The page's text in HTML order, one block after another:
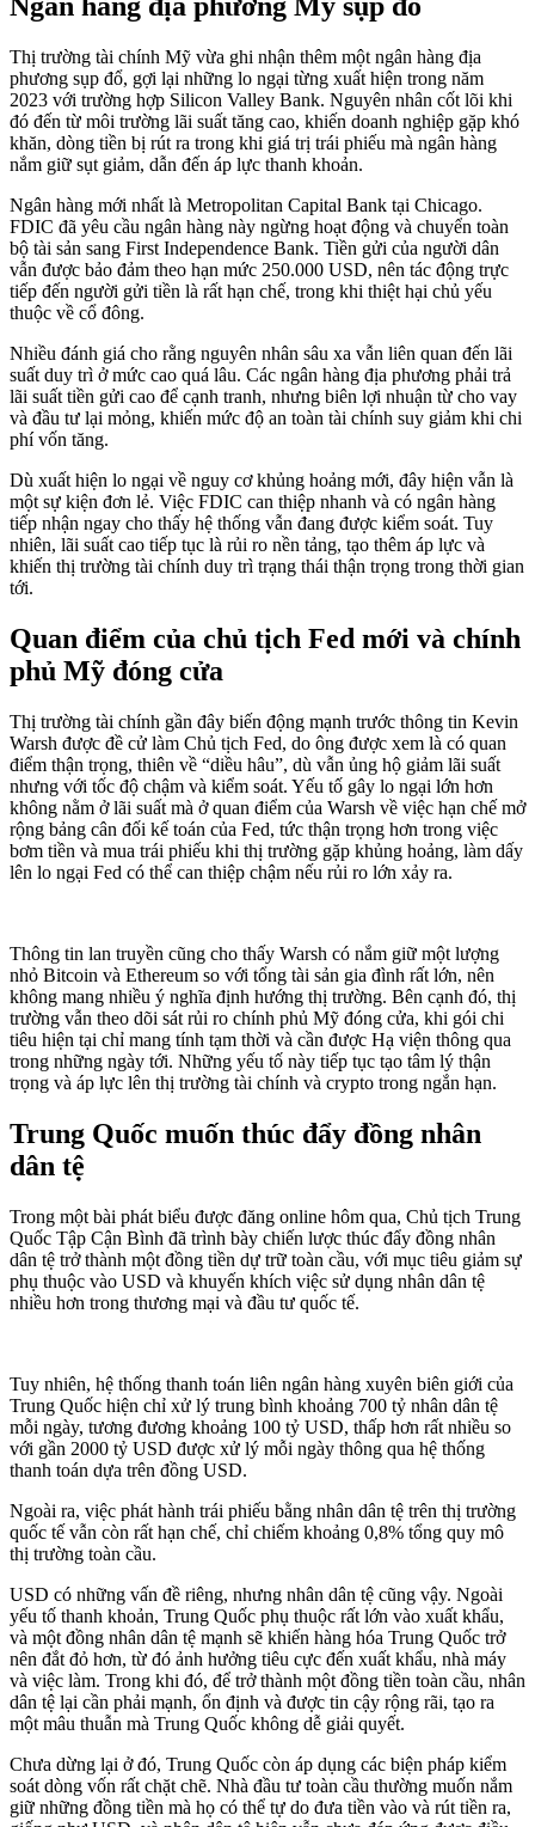
Ngân hàng địa phương Mỹ sụp đổ
Thị trường tài chính Mỹ vừa ghi nhận thêm một ngân hàng địa
phương sụp đổ, gợi lại những lo ngại từng xuất hiện trong năm
2023 với trường hợp Silicon Valley Bank. Nguyên nhân cốt lõi khi
đó đến từ môi trường lãi suất tăng cao, khiến doanh nghiệp gặp khó
khăn, dòng tiền bị rút ra trong khi giá trị trái phiếu mà ngân hàng
nắm giữ sụt giảm, dẫn đến áp lực thanh khoản.
Ngân hàng mới nhất là Metropolitan Capital Bank tại Chicago.
FDIC đã yêu cầu ngân hàng này ngừng hoạt động và chuyển toàn
bộ tài sản sang First Independence Bank. Tiền gửi của người dân
vẫn được bảo đảm theo hạn mức 250.000 USD, nên tác động trực
tiếp đến người gửi tiền là rất hạn chế, trong khi thiệt hại chủ yếu
thuộc về cổ đông.
Nhiều đánh giá cho rằng nguyên nhân sâu xa vẫn liên quan đến lãi
suất duy trì ở mức cao quá lâu. Các ngân hàng địa phương phải trả
lãi suất tiền gửi cao để cạnh tranh, nhưng biên lợi nhuận từ cho vay
và đầu tư lại mỏng, khiến mức độ an toàn tài chính suy giảm khi chi
phí vốn tăng.
Dù xuất hiện lo ngại về nguy cơ khủng hoảng mới, đây hiện vẫn là
một sự kiện đơn lẻ. Việc FDIC can thiệp nhanh và có ngân hàng
tiếp nhận ngay cho thấy hệ thống vẫn đang được kiểm soát. Tuy
nhiên, lãi suất cao tiếp tục là rủi ro nền tảng, tạo thêm áp lực và
khiến thị trường tài chính duy trì trạng thái thận trọng trong thời gian
tới.
Quan điểm của chủ tịch Fed mới và chính
phủ Mỹ đóng cửa
Thị trường tài chính gần đây biến động mạnh trước thông tin Kevin
Warsh được đề cử làm Chủ tịch Fed, do ông được xem là có quan
điểm thận trọng, thiên về “diều hâu”, dù vẫn ủng hộ giảm lãi suất
nhưng với tốc độ chậm và kiểm soát. Yếu tố gây lo ngại lớn hơn
không nằm ở lãi suất mà ở quan điểm của Warsh về việc hạn chế mở
rộng bảng cân đối kế toán của Fed, tức thận trọng hơn trong việc
bơm tiền và mua trái phiếu khi thị trường gặp khủng hoảng, làm dấy
lên lo ngại Fed có thể can thiệp chậm nếu rủi ro lớn xảy ra.
Thông tin lan truyền cũng cho thấy Warsh có nắm giữ một lượng
nhỏ Bitcoin và Ethereum so với tổng tài sản gia đình rất lớn, nên
không mang nhiều ý nghĩa định hướng thị trường. Bên cạnh đó, thị
trường vẫn theo dõi sát rủi ro chính phủ Mỹ đóng cửa, khi gói chi
tiêu hiện tại chỉ mang tính tạm thời và cần được Hạ viện thông qua
trong những ngày tới. Những yếu tố này tiếp tục tạo tâm lý thận
trọng và áp lực lên thị trường tài chính và crypto trong ngắn hạn.
Trung Quốc muốn thúc đẩy đồng nhân
dân tệ
Trong một bài phát biểu được đăng online hôm qua, Chủ tịch Trung
Quốc Tập Cận Bình đã trình bày chiến lược thúc đẩy đồng nhân
dân tệ trở thành một đồng tiền dự trữ toàn cầu, với mục tiêu giảm sự
phụ thuộc vào USD và khuyến khích việc sử dụng nhân dân tệ
nhiều hơn trong thương mại và đầu tư quốc tế.
Tuy nhiên, hệ thống thanh toán liên ngân hàng xuyên biên giới của
Trung Quốc hiện chỉ xử lý trung bình khoảng 700 tỷ nhân dân tệ
mỗi ngày, tương đương khoảng 100 tỷ USD, thấp hơn rất nhiều so
với gần 2000 tỷ USD được xử lý mỗi ngày thông qua hệ thống
thanh toán dựa trên đồng USD.
Ngoài ra, việc phát hành trái phiếu bằng nhân dân tệ trên thị trường
quốc tế vẫn còn rất hạn chế, chỉ chiếm khoảng 0,8% tổng quy mô
thị trường toàn cầu.
USD có những vấn đề riêng, nhưng nhân dân tệ cũng vậy. Ngoài
yếu tố thanh khoản, Trung Quốc phụ thuộc rất lớn vào xuất khẩu,
và một đồng nhân dân tệ mạnh sẽ khiến hàng hóa Trung Quốc trở
nên đắt đỏ hơn, từ đó ảnh hưởng tiêu cực đến xuất khẩu, nhà máy
và việc làm. Trong khi đó, để trở thành một đồng tiền toàn cầu, nhân
dân tệ lại cần phải mạnh, ổn định và được tin cậy rộng rãi, tạo ra
một mâu thuẫn mà Trung Quốc không dễ giải quyết.
Chưa dừng lại ở đó, Trung Quốc còn áp dụng các biện pháp kiểm
soát dòng vốn rất chặt chẽ. Nhà đầu tư toàn cầu thường muốn nắm
giữ những đồng tiền mà họ có thể tự do đưa tiền vào và rút tiền ra,